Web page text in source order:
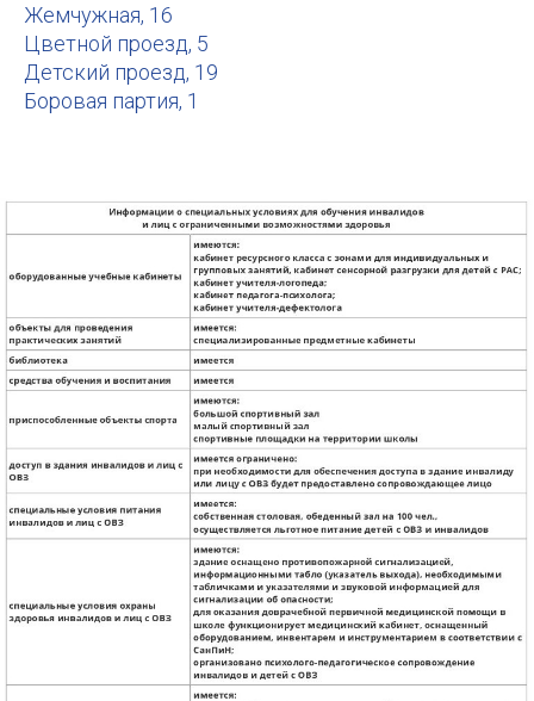
Жемчужная, 16
Цветной проезд, 5
Детский проезд, 19
Боровая партия, 1